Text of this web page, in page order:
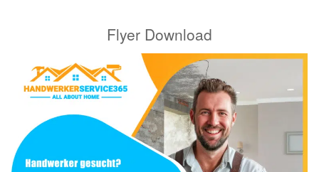
Flyer Download